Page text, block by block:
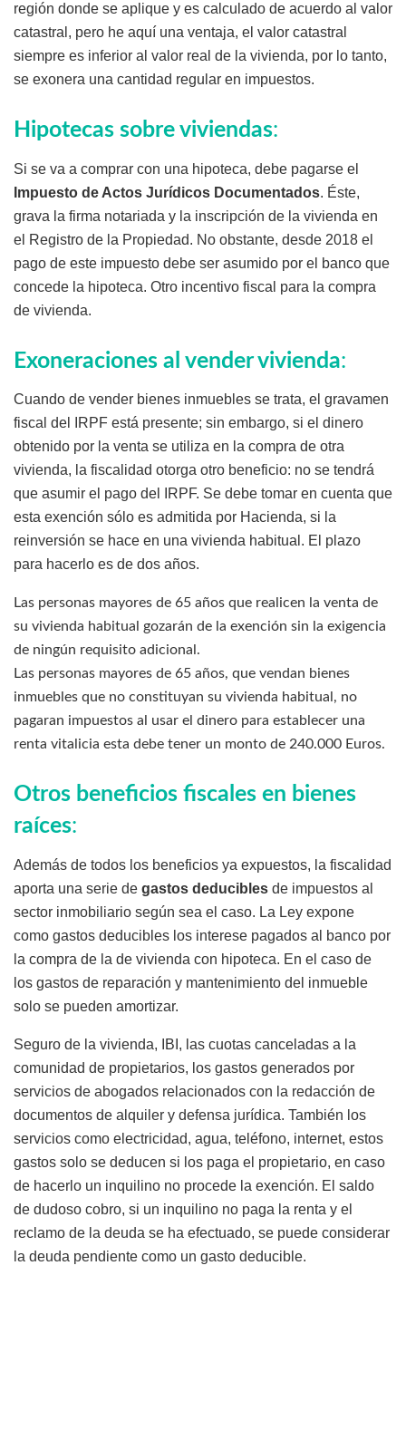
región donde se aplique y es calculado de acuerdo al valor
catastral, pero he aquí una ventaja, el valor catastral
siempre es inferior al valor real de la vivienda, por lo tanto,
se exonera una cantidad regular en impuestos.
Hipotecas sobre viviendas:
Si se va a comprar con una hipoteca, debe pagarse el
Impuesto de Actos Jurídicos Documentados. Éste,
grava la firma notariada y la inscripción de la vivienda en
el Registro de la Propiedad. No obstante, desde 2018 el
pago de este impuesto debe ser asumido por el banco que
concede la hipoteca. Otro incentivo fiscal para la compra
de vivienda.
Exoneraciones al vender vivienda:
Cuando de vender bienes inmuebles se trata, el gravamen
fiscal del IRPF está presente; sin embargo, si el dinero
obtenido por la venta se utiliza en la compra de otra
vivienda, la fiscalidad otorga otro beneficio: no se tendrá
que asumir el pago del IRPF. Se debe tomar en cuenta que
esta exención sólo es admitida por Hacienda, si la
reinversión se hace en una vivienda habitual. El plazo
para hacerlo es de dos años.
Las personas mayores de 65 años que realicen la venta de
su vivienda habitual gozarán de la exención sin la exigencia
de ningún requisito adicional.
Las personas mayores de 65 años, que vendan bienes
inmuebles que no constituyan su vivienda habitual, no
pagaran impuestos al usar el dinero para establecer una
renta vitalicia esta debe tener un monto de 240.000 Euros.
Otros beneficios fiscales en bienes
raíces:
Además de todos los beneficios ya expuestos, la fiscalidad
aporta una serie de gastos deducibles de impuestos al
sector inmobiliario según sea el caso. La Ley expone
como gastos deducibles los interese pagados al banco por
la compra de la de vivienda con hipoteca. En el caso de
los gastos de reparación y mantenimiento del inmueble
solo se pueden amortizar.
Seguro de la vivienda, IBI, las cuotas canceladas a la
comunidad de propietarios, los gastos generados por
servicios de abogados relacionados con la redacción de
documentos de alquiler y defensa jurídica. También los
servicios como electricidad, agua, teléfono, internet, estos
gastos solo se deducen si los paga el propietario, en caso
de hacerlo un inquilino no procede la exención. El saldo
de dudoso cobro, si un inquilino no paga la renta y el
reclamo de la deuda se ha efectuado, se puede considerar
la deuda pendiente como un gasto deducible.